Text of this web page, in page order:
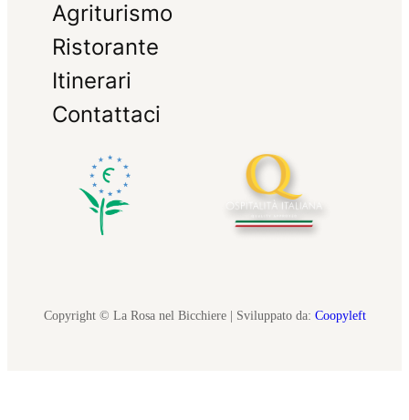
Agriturismo
Ristorante
Itinerari
Contattaci
Copyright © La Rosa nel Bicchiere | Sviluppato da: Coopyleft